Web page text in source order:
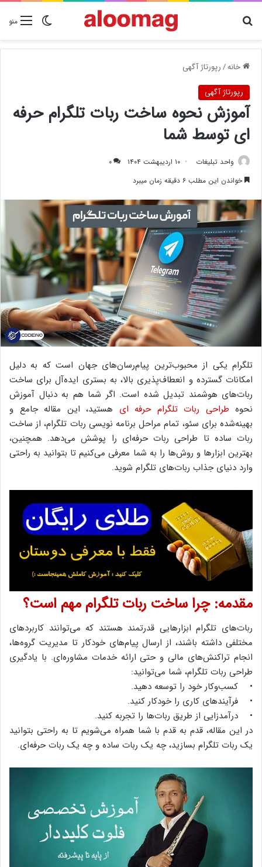
منوتغییر دنبال چیزی هستید؟
خانه/رپورتاژ آگهی
رپورتاژ آگهی
آموزش نحوه ساخت ربات تلگرام حرفه
ای توسط شما
واحد تبلیغات ۱۰ اردیبهشت ۱۴۰۴
۰
خواندن این مطلب ۶ دقیقه زمان میبرد
تلگرام یکی از محبوب‌ترین پیام‌رسان‌های جهان است که به دلیل
امکانات گسترده و انعطاف‌پذیری بالا، به بستری ایده‌آل برای ساخت
ربات‌های هوشمند تبدیل شده است. اگر شما هم به دنبال آموزش
نحوه طراحی ربات تلگرام حرفه ای هستید، این مقاله جامع و
بهینه‌شده برای سئو، تمام مراحل برنامه نویسی ربات تلگرام، از ساخت
ربات ساده تا طراحی ربات حرفه‌ای را پوشش می‌دهد. همچنین،
بهترین ابزارها و روش‌ها را به شما معرفی می‌کنیم تا بتوانید به راحتی
وارد دنیای جذاب ربات‌های تلگرام شوید.
مقدمه: چرا ساخت ربات تلگرام مهم است؟
ربات‌های تلگرام ابزارهایی قدرتمند هستند که می‌توانند کاربردهای
مختلفی داشته باشند، از ارسال پیام‌های خودکار تا مدیریت گروه‌ها،
انجام تراکنش‌های مالی و حتی ارائه خدمات مشاوره‌ای. با یادگیری
طراحی ربات تلگرام، شما می‌توانید:
• کسب‌وکار خود را توسعه دهید.
• فرآیندهای کاری را خودکار کنید.
• درآمدزایی از طریق ربات‌ها را تجربه کنید.
در این مقاله، قدم به قدم با شما همراه می‌شویم تا به راحتی بتوانید
یک ربات تلگرام بسازید، چه یک ربات ساده و چه یک ربات حرفه‌ای.